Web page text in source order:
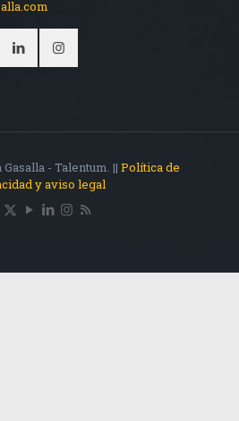
- Talentum. || Política de
y aviso legal